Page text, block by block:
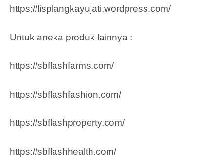
https://lisplangkayujati.wordpress.com/
Untuk aneka produk lainnya :
https://sbflashfarms.com/
https://sbflashfashion.com/
https://sbflashproperty.com/
https://sbflashhealth.com/